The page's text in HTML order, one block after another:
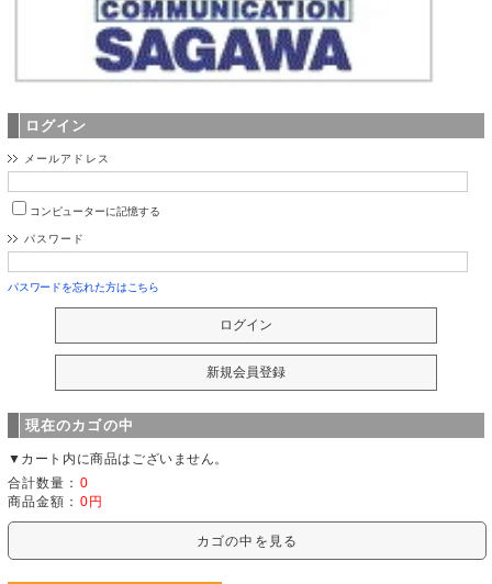
ログイン
メールアドレス
コンピューターに記憶する
パスワード
パスワードを忘れた方はこちら
現在のカゴの中
▼カート内に商品はございません。
合計数量： 0
商品金額： 0円
カゴの中を見る